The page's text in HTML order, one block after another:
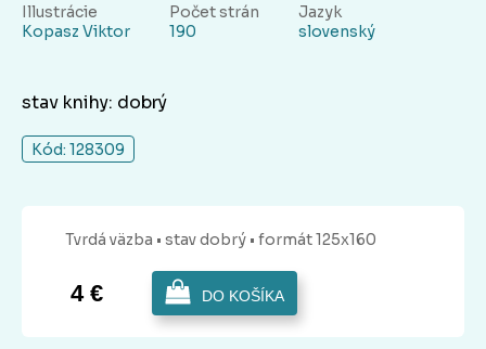
Illustrácie
Kopasz Viktor
Počet strán
190
Jazyk
slovenský
stav knihy: dobrý
Kód: 128309
Tvrdá väzba • stav dobrý • formát 125x160
4 € DO KOŠÍKA